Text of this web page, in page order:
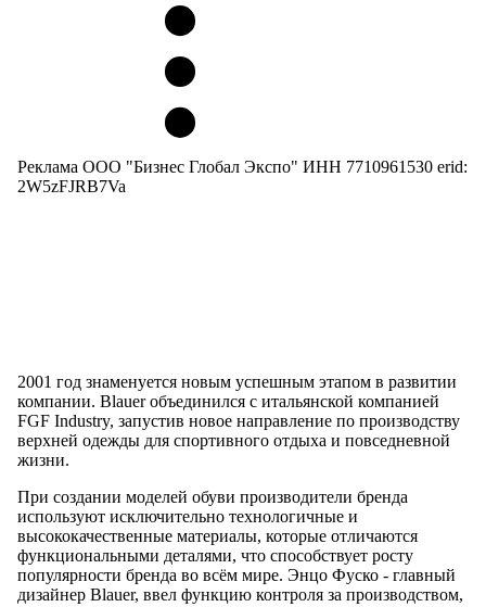
Реклама ООО "Бизнес Глобал Экспо" ИНН 7710961530 erid:
2W5zFJRB7Va
2001 год знаменуется новым успешным этапом в развитии
компании. Blauer объединился с итальянской компанией
FGF Industry, запустив новое направление по производству
верхней одежды для спортивного отдыха и повседневной
жизни.
При создании моделей обуви производители бренда
используют исключительно технологичные и
высококачественные материалы, которые отличаются
функциональными деталями, что способствует росту
популярности бренда во всём мире. Энцо Фуско - главный
дизайнер Blauer, ввел функцию контроля за производством,